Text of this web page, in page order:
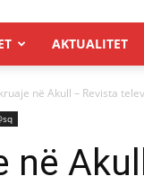
AKTUALITET
në Akull – Revista
në